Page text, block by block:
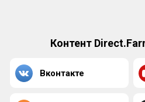
Контент
Вконтакте